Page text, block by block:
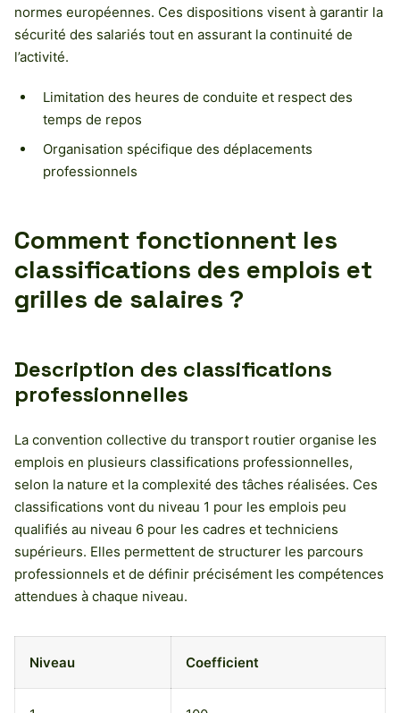
normes européennes. Ces dispositions visent à garantir la
sécurité des salariés tout en assurant la continuité de
l’activité.
Limitation des heures de conduite et respect des
temps de repos
Organisation spécifique des déplacements
professionnels
Comment fonctionnent les
classifications des emplois et
grilles de salaires ?
Description des classifications
professionnelles
La convention collective du transport routier organise les
emplois en plusieurs classifications professionnelles,
selon la nature et la complexité des tâches réalisées. Ces
classifications vont du niveau 1 pour les emplois peu
qualifiés au niveau 6 pour les cadres et techniciens
supérieurs. Elles permettent de structurer les parcours
professionnels et de définir précisément les compétences
attendues à chaque niveau.
Niveau Coefficient